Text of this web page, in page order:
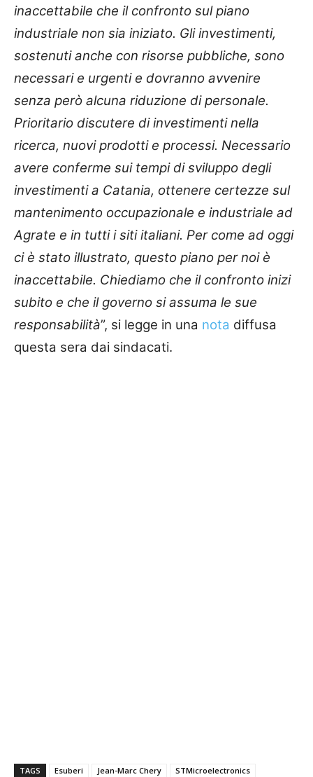
inaccettabile che il confronto sul piano
industriale non sia iniziato. Gli investimenti,
sostenuti anche con risorse pubbliche, sono
necessari e urgenti e dovranno avvenire
senza però alcuna riduzione di personale.
Prioritario discutere di investimenti nella
ricerca, nuovi prodotti e processi. Necessario
avere conferme sui tempi di sviluppo degli
investimenti a Catania, ottenere certezze sul
mantenimento occupazionale e industriale ad
Agrate e in tutti i siti italiani. Per come ad oggi
ci è stato illustrato, questo piano per noi è
inaccettabile. Chiediamo che il confronto inizi
subito e che il governo si assuma le sue
responsabilità”, si legge in una nota diffusa
questa sera dai sindacati.
TAGS Esuberi Jean-Marc Chery STMicroelectronics